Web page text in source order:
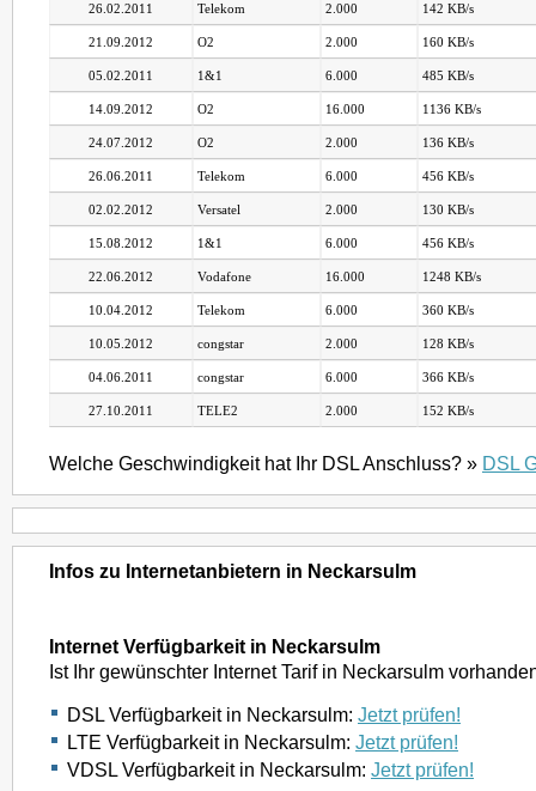
26.02.2011 Telekom 2.000 142 KB/s
21.09.2012 O2 2.000 160 KB/s
05.02.2011 1&1 6.000 485 KB/s
14.09.2012 O2 16.000 1136 KB/s
24.07.2012 O2 2.000 136 KB/s
26.06.2011 Telekom 6.000 456 KB/s
02.02.2012 Versatel 2.000 130 KB/s
15.08.2012 1&1 6.000 456 KB/s
22.06.2012 Vodafone 16.000 1248 KB/s
10.04.2012 Telekom 6.000 360 KB/s
10.05.2012 congstar 2.000 128 KB/s
04.06.2011 congstar 6.000 366 KB/s
27.10.2011 TELE2 2.000 152 KB/s
Welche Geschwindigkeit hat Ihr DSL Anschluss? » DSL
Infos zu Internetanbietern in Neckarsulm
Internet Verfügbarkeit in Neckarsulm
Ist Ihr gewünschter Internet Tarif in Neckarsulm
DSL Verfügbarkeit in Neckarsulm: Jetzt prüfen!
LTE Verfügbarkeit in Neckarsulm: Jetzt prüfen!
VDSL Verfügbarkeit in Neckarsulm: Jetzt prüfen!